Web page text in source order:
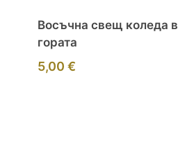
Восъчна свещ коледа в
гората
5,00 €